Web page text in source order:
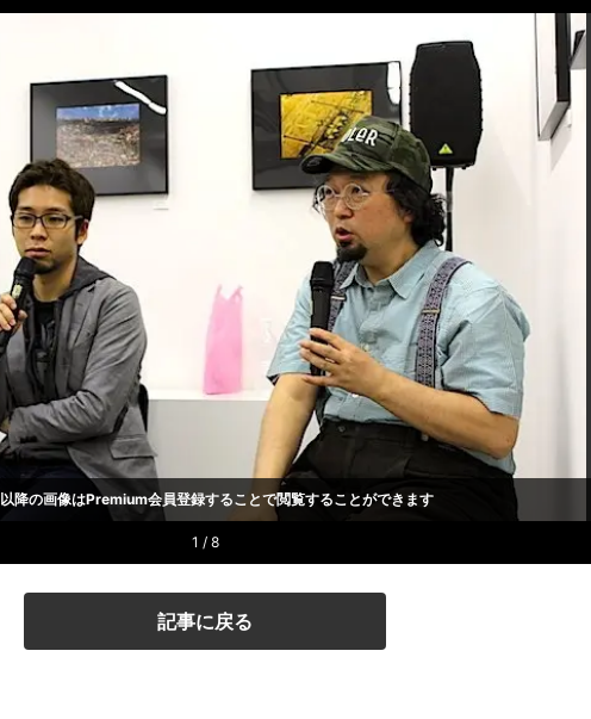
以降の画像はPremium会員登録することで閲覧することができます
1 / 8
記事に戻る